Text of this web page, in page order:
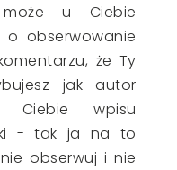
u Ciebie
o obserwowanie
że Ty
jak autor
Ciebie wpisu
- tak ja na to
obserwuj i nie